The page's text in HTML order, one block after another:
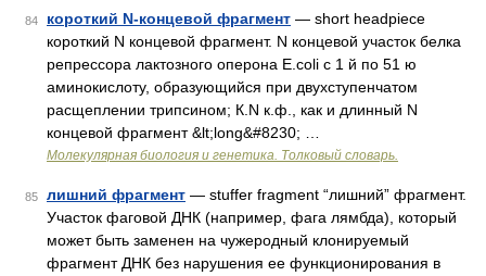
84 короткий N-концевой фрагмент — short headpiece
короткий N концевой фрагмент. N концевой участок белка
репрессора лактозного оперона E.coli с 1 й по 51 ю
аминокислоту, образующийся при двухступенчатом
расщеплении трипсином; К.N к.ф., как и длинный N
концевой фрагмент &lt;long&#8230; …
Молекулярная биология и генетика. Толковый словарь.
85 лишний фрагмент — stuffer fragment “лишний” фрагмент.
Участок фаговой ДНК (например, фага лямбда), который
может быть заменен на чужеродный клонируемый
фрагмент ДНК без нарушения ее функционирования в